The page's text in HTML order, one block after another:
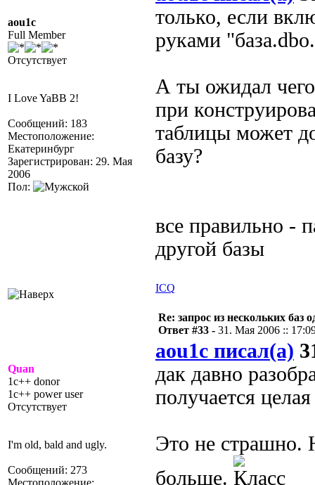
aou1c
Full Member
Отсутствует
I Love YaBB 2!
Сообщений: 183
Местоположение:
Екатеринбург
Зарегистрирован: 29. Мая
2006
Пол:
только, если
руками
А ты ожидал
при
таблицы может
базу?
все правильно -
другой базы
ICQ
Quan
1c++ donor
1c++ power user
Отсутствует
I'm old, bald and ugly.
Сообщений: 273
Местоположение:
Re: запрос из нескольких баз
Ответ #33 - 31. Мая 2006 ::
aou1c писал(а)
дак давно
получается
Это не страшно.
больше.